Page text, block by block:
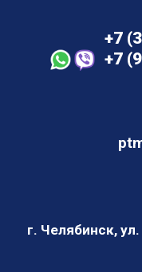
+7
+7
г. Челябинск,